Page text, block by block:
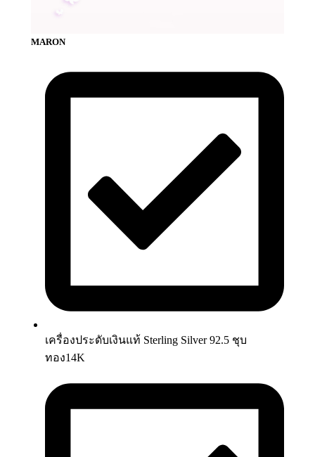
MARON
เครื่องประดับเงินแท้ Sterling Silver 92.5 ชุบ
ทอง14K